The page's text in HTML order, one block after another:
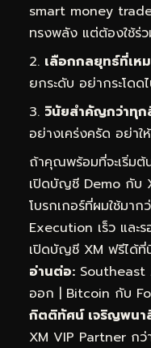
smart money
ทรงพลัง แต่ต้องใช้ร่
เลือกกลยุทธ์ที่เหม
ยกระดับ อย่ากระโดด
วินัยสำคัญกว่าทุก
อย่างเคร่งครัด อย่า
ถ้าคุณพร้อมที่จะเริ่ม
เปิดบัญชี Demo กับ
โบรกเกอร์ที่ผมใช้มา
Execution เร็ว และ
เปิดบัญชี XM ฟรีได้ที่
อ่านต่อ: Southeast
ออก | Bitcoin กับ
กิตติทัศน์ เจริญพนา
XM VIP Partner ก